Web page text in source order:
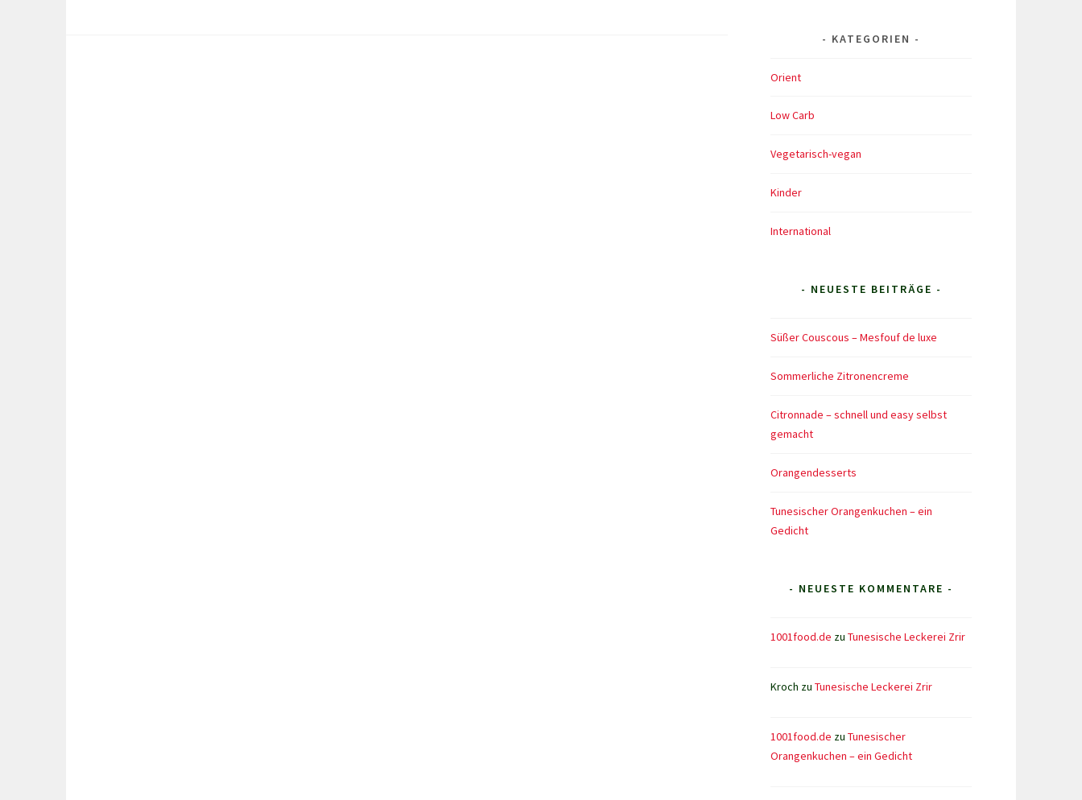
KATEGORIEN
Orient
Low Carb
Vegetarisch-vegan
Kinder
International
- NEUESTE BEITRÄGE -
Süßer Couscous – Mesfouf de luxe
Sommerliche Zitronencreme
Citronnade – schnell und easy selbst
gemacht
Orangendesserts
Tunesischer Orangenkuchen – ein
Gedicht
- NEUESTE KOMMENTARE -
1001food.de zu Tunesische Leckerei Zrir
Kroch zu Tunesische Leckerei Zrir
1001food.de zu Tunesischer
Orangenkuchen – ein Gedicht